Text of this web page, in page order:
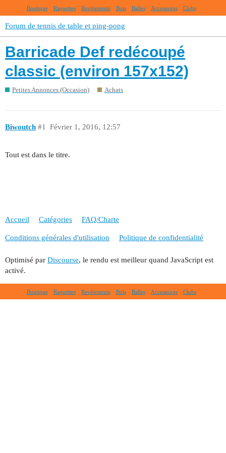
Boutique Raquettes Revêtements Bois Balles Accessoires Clubs
Forum de tennis de table et ping-pong
Barricade Def redécoupé
classic (environ 157x152)
Petites Annonces (Occasion) Achats
Biwoutch Février 1, 2016, 12:57
#1
Tout est dans le titre.
Accueil Catégories FAQ/Charte
Conditions générales d'utilisation Politique de confidentialité
Optimisé par Discourse, le rendu est meilleur quand JavaScript est
activé.
Boutique Raquettes Revêtements Bois Balles Accessoires Clubs